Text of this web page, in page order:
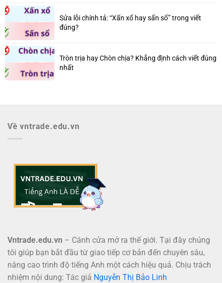
Sửa lỗi chính tả: “Xấn xổ hay sấn sổ” trong viết
đúng?
Tròn trịa hay Chòn chịa? Khẳng định cách viết đúng
nhất
Về vntrade.edu.vn
Vntrade.edu.vn – Cánh cửa mở ra thế giới. Tại đây chúng
tôi giúp bạn bắt đầu từ giao tiếp cơ bản đến chuyên sâu,
nâng cao trình độ tiếng Anh một cách hiệu quả. Chịu trách
nhiệm nội dung: Tác giả Nguyễn Thị Bảo Linh